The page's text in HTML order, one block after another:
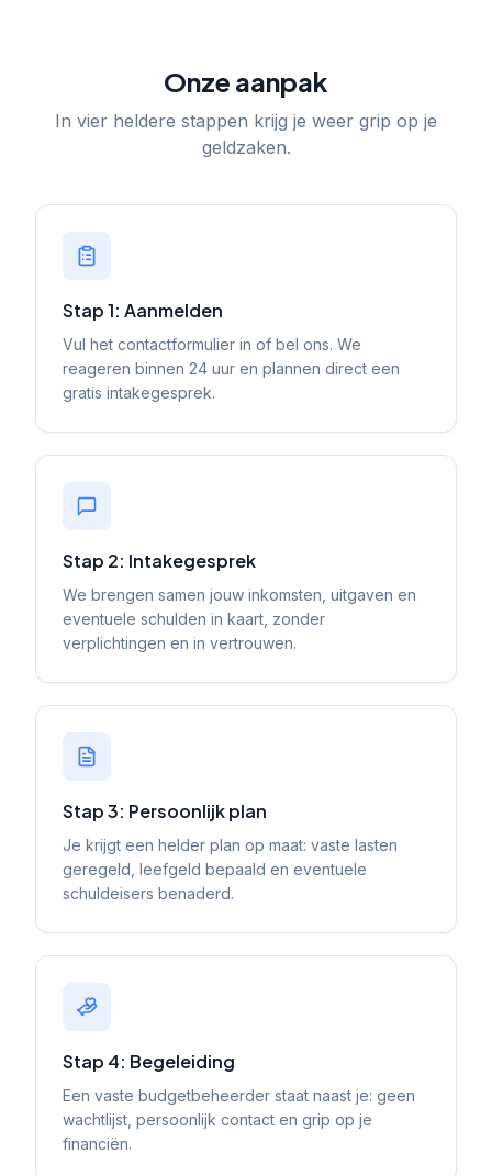
Onze aanpak
In vier heldere stappen krijg je weer grip op je
geldzaken.
Stap 1: Aanmelden
Vul het contactformulier in of bel ons. We
reageren binnen 24 uur en plannen direct een
gratis intakegesprek.
Stap 2: Intakegesprek
We brengen samen jouw inkomsten, uitgaven en
eventuele schulden in kaart, zonder
verplichtingen en in vertrouwen.
Stap 3: Persoonlijk plan
Je krijgt een helder plan op maat: vaste lasten
geregeld, leefgeld bepaald en eventuele
schuldeisers benaderd.
Stap 4: Begeleiding
Een vaste budgetbeheerder staat naast je: geen
wachtlijst, persoonlijk contact en grip op je
financiën.